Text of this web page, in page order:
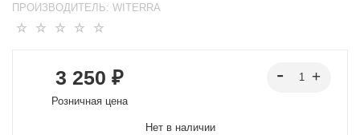
ПРОИЗВОДИТЕЛЬ: WITERRA
3 250 ₽
Розничная цена
Нет в наличии